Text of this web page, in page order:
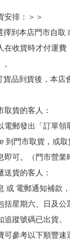
安排：＞＞
擇到本店門市自取
在收貨時才付運費
。
貨品到貨後，本店
取貨的客人：
電郵發出「訂單
到門市取貨，或
即可。（門市營業
送貨的客人：
或 電郵通知補款
括星期六、日及公
追蹤號碼已出貨。
可參考以下順豐速